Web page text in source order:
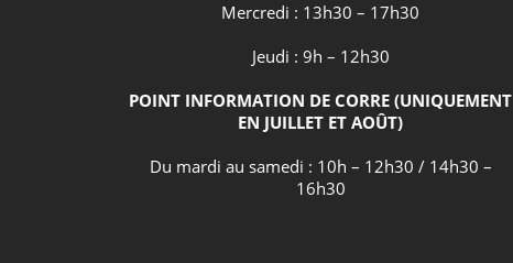
Mercredi : 13h30 – 17h30
Jeudi : 9h – 12h30
POINT INFORMATION DE CORRE (UNIQUEMENT
EN JUILLET ET AOÛT)
Du mardi au samedi : 10h – 12h30 / 14h30 –
16h30